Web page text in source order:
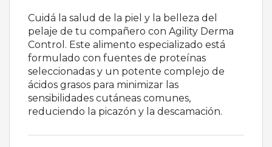
Cuidá la salud de la piel y la belleza del
pelaje de tu compañero con Agility Derma
Control. Este alimento especializado está
formulado con fuentes de proteínas
seleccionadas y un potente complejo de
ácidos grasos para minimizar las
sensibilidades cutáneas comunes,
reduciendo la picazón y la descamación.